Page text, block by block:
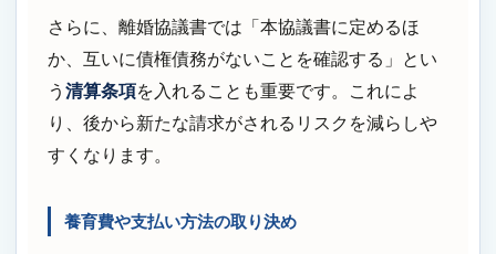
さらに、離婚協議書では「本協議書に定めるほ
か、互いに債権債務がないことを確認する」とい
う 清算条項を入れることも重要です。これによ
り、後から新たな請求がされるリスクを減らしや
すくなります。
養育費や支払い方法の取り決め